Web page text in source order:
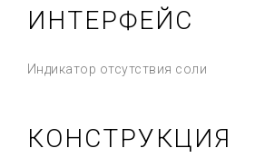
ИНТЕРФЕЙС
Индикатор отсутствия соли
КОНСТРУКЦИЯ